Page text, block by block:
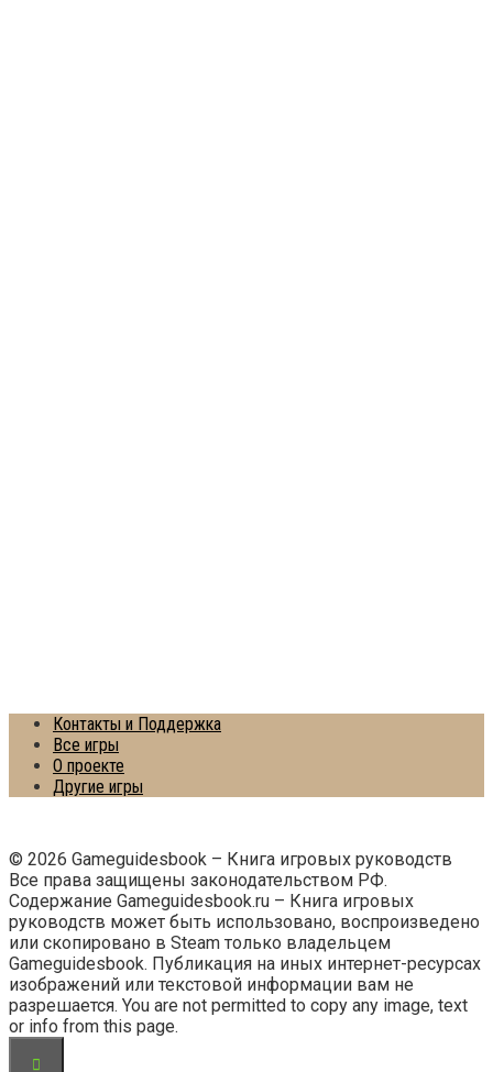
Контакты и Поддержка
Все игры
О проекте
Другие игры
© 2026 Gameguidesbook – Книга игровых руководств
Все права защищены законодательством РФ.
Содержание Gameguidesbook.ru – Книга игровых
руководств может быть использовано, воспроизведено
или скопировано в Steam только владельцем
Gameguidesbook. Публикация на иных интернет-ресурсах
изображений или текстовой информации вам не
разрешается. You are not permitted to copy any image, text
or info from this page.